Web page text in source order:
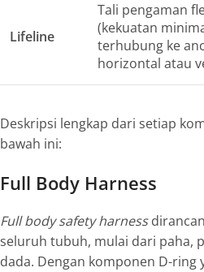
Lifeline
Tali pengaman
(kekuatan
terhubung ke
horizontal atau
Deskripsi lengkap dari setiap
bawah ini:
Full Body Harness
Full body safety harness
seluruh tubuh, mulai dari paha,
dada. Dengan komponen D-ring